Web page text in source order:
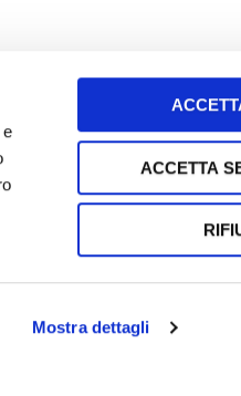
Mostra dettagli
ACCETTA
i termini e le condizioni
storie sui social!